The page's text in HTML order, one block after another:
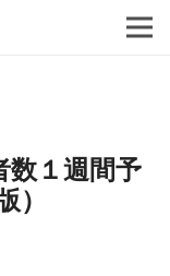
数１週間予
）